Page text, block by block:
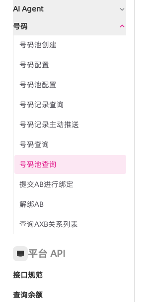
语音全局状态码
IVR群呼-任务方式
IVR群呼-TTS方式
群呼任务
TTS
录音文件播放
群呼记录
语音文件管理
文档指引
呼叫中心全局状态码
常见问题
呼叫中心-CC SDK接入
呼叫中心-话机
呼叫中心-管理端
坐席端 SDK
话机调用
坐席组
坐席
AI Agent
文档指引
全局状态码
快速入门-AI Agent群呼
群呼任务
号码
号码池创建
号码配置
号码池配置
号码记录查询
号码记录主动推送
号码查询
号码池查询
提交AB进行绑定
解绑AB
查询AXB关系列表
平台 API
接口规范
查询余额